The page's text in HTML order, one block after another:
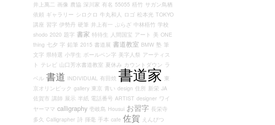
井上萬二 画像 農協 深川家 有名 55055 梧竹 サガン鳥栖
依頼 ギャラリー シロクロ 牛丸和人 ロゴ 松本光 TOKYO
講座 習字 伊勢丹 硬筆 井上有一 ぷらざ 中林梧竹 学校
shodo 2020 題字 書家 特待生 人間国宝 アート 美 ONE
thing 七夕 字 鉛筆 2015 書道展 書道教室 BMW 塾 筆
文字 県特選 小学生 ボールペン字 美字人祭 アーティス
ト テレビ 山口芳水書道教室 夏休み カウントダウン ラ
ベル 書道 INDIVIDUAL 有田焼 書道家 東
京オリンピック gallery 東京 青い design 住所 新栄 JA
佐賀市 講師 展示 半紙 電話番号 ARTIST designer ワイ
ヤーママ calligraphy 壱岐島 Housui お習字 長栄寺
多久 Calligrapher 詩 揮毫 手本 cafe 佐賀 えんぴつ